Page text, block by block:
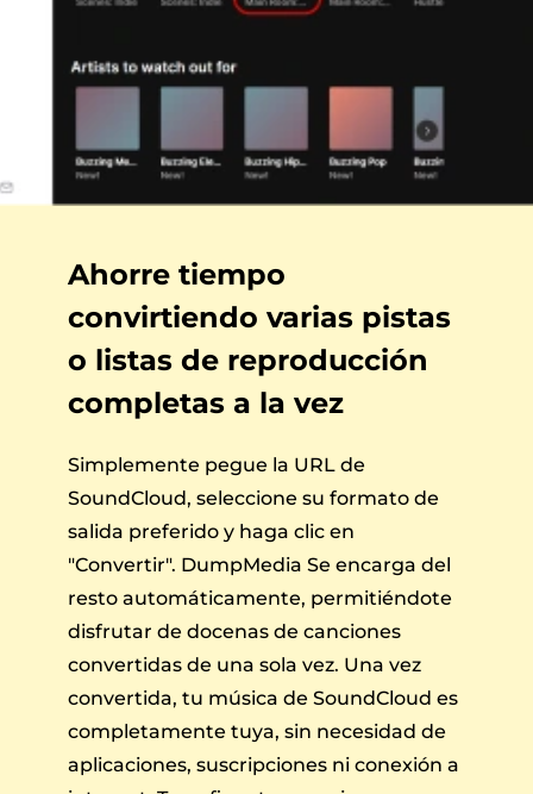
Ahorre tiempo
convirtiendo varias pistas
o listas de reproducción
completas a la vez
Simplemente pegue la URL de
SoundCloud, seleccione su formato de
salida preferido y haga clic en
"Convertir". DumpMedia Se encarga del
resto automáticamente, permitiéndote
disfrutar de docenas de canciones
convertidas de una sola vez. Una vez
convertida, tu música de SoundCloud es
completamente tuya, sin necesidad de
aplicaciones, suscripciones ni conexión a